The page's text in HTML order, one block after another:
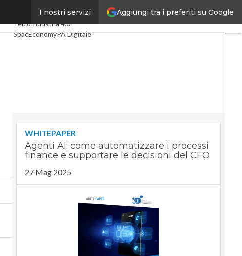
Aggiungi tra i preferiti su Google
I nostri servizi
Ultimi articoliDigital Economy
TelcoIndustria 4.0
SpacEconomyPA Digitale
WHITEPAPER
Agenti AI: come automatizzare i processi
finance e supportare le decisioni del CFO
27 Mag 2025